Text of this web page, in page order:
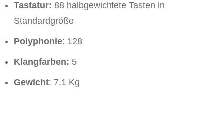
Tastatur: 88 halbgewichtete Tasten in
Standardgröße
Polyphonie: 128
Klangfarben: 5
Gewicht: 7,1 Kg